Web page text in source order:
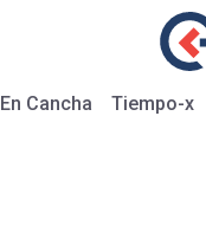
En Cancha Tiempo-x